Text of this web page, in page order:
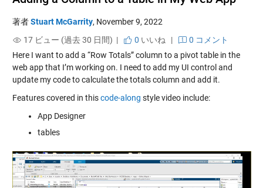
著者Stuart McGarrity, November 9, 2022
17 ビュー (過去 30 日間) |
0 いいね |
0 コメント
Here I want to add a “Row Totals” column to a pivot table in the
web app that I’m working on. I need to add my UI control and
update my code to calculate the totals column and add it.
Features covered in thiscode-along style video include:
App Designer
tables